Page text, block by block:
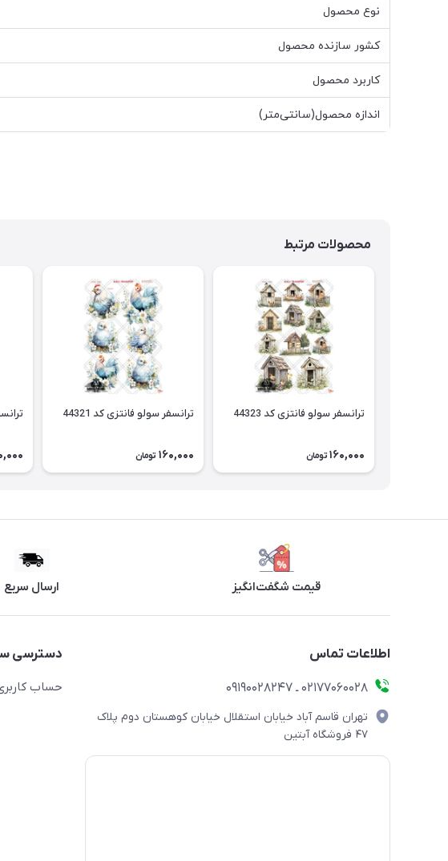
نوع محصول
کشور سازنده محصول
کاربرد محصول
اندازه محصول(سانتی‌متر)
محصولات مرتبط
ترانسفر سولو فانتزی کد 44323
160,000 تومان
ترانسفر سولو فانتزی کد 44321
160,000 تومان
قیمت شگفت‌انگیز ارسال سریع
اطلاعات تماس
۰۲۱۷۷۰۶۰۰۲۸ ـ ۰۹۱۹۰۰۲۸۲۴۷
تهران قاسم آباد خیابان استقلال خیابان کوهستان دوم پلاک
۴۷ فروشگاه آبتین
دسترسی
حساب